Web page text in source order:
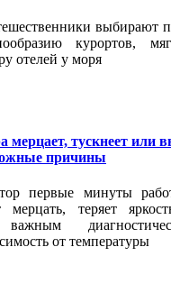
выбирают
курортов,
отелей у моря
мерцает, тускнеет или
причины
первые минуты
мерцать, теряет
важным
от температуры